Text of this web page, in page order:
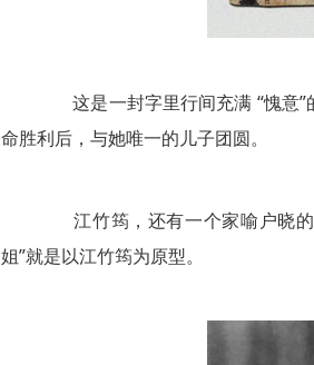
这是一封字里行间充满 “愧意”
命胜利后，与她唯一的儿子团圆。
江竹筠，还有一个家喻户晓的
姐”就是以江竹筠为原型。